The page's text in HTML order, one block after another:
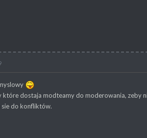
które dostaja modteamy do moderowania, zeby
do konfliktów.